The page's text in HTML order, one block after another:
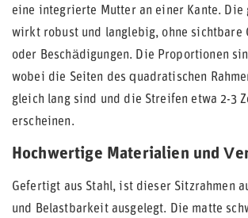
eine integrierte Mutter an einer Kante. Die
wirkt robust und langlebig, ohne sichtbare
oder Beschädigungen. Die Proportionen
wobei die Seiten des quadratischen
gleich lang sind und die Streifen etwa 2-3
erscheinen.
Hochwertige Materialien und
Gefertigt aus Stahl, ist dieser Sitzrahmen
und Belastbarkeit ausgelegt. Die matte